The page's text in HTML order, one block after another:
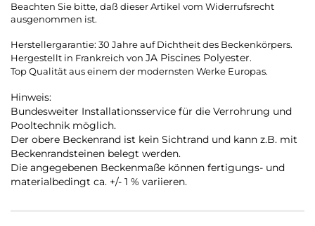
Beachten Sie bitte, daß dieser Artikel vom Widerrufsrecht
ausgenommen ist.
Herstellergarantie: 30 Jahre auf Dichtheit des Beckenkörpers.
Hergestellt in Frankreich von JA Piscines Polyester.
Top Qualität aus einem der modernsten Werke Europas.
Hinweis:
Bundesweiter Installationsservice für die Verrohrung und
Pooltechnik möglich.
Der obere Beckenrand ist kein Sichtrand und kann z.B. mit
Beckenrandsteinen belegt werden.
Die angegebenen Beckenmaße können fertigungs- und
materialbedingt ca. +/- 1 % variieren.